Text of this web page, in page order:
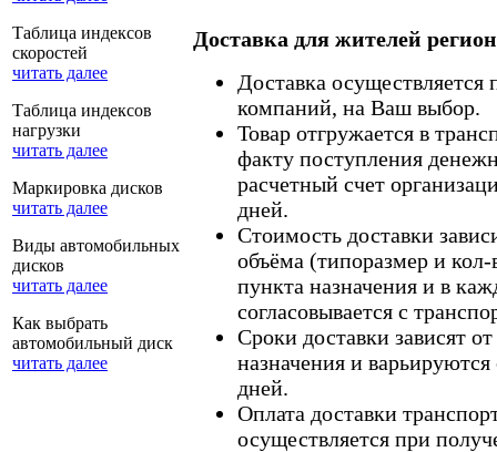
Таблица индексов
скоростей
читать далее
Таблица индексов
нагрузки
читать далее
Маркировка дисков
читать далее
Виды автомобильных
дисков
читать далее
Как выбрать
автомобильный диск
читать далее
Доставка для жителей
Доставка
компаний, на Ваш выбор.
Товар отгружается в
факту поступления
расчетный счет
дней.
Стоимость доставки
объёма (типоразмер и кол-
пункта назначения и в
согласовывается с
Сроки доставки зависят
назначения и
дней.
Оплата доставки
осуществляется при